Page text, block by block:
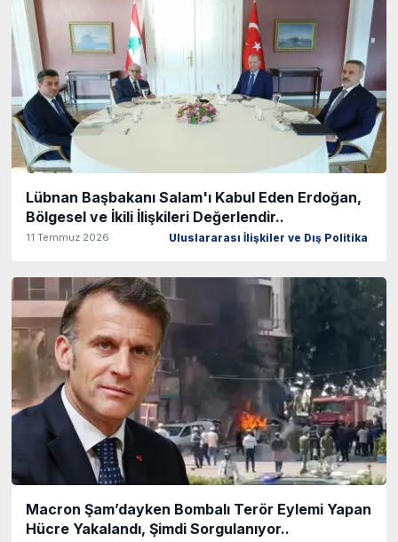
Lübnan Başbakanı Salam'ı Kabul Eden Erdoğan,
Bölgesel ve İkili İlişkileri Değerlendir..
11 Temmuz 2026 Uluslararası İlişkiler ve Dış Politika
Macron Şam’dayken Bombalı Terör Eylemi Yapan
Hücre Yakalandı, Şimdi Sorgulanıyor..